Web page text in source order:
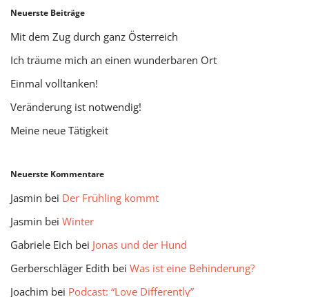
Neuerste Beiträge
Mit dem Zug durch ganz Österreich
Ich träume mich an einen wunderbaren Ort
Einmal volltanken!
Veränderung ist notwendig!
Meine neue Tätigkeit
Neuerste Kommentare
Jasmin bei Der Frühling kommt
Jasmin bei Winter
Gabriele Eich bei Jonas und der Hund
Gerberschläger Edith bei Was ist eine Behinderung?
Joachim bei Podcast: “Love Differently”